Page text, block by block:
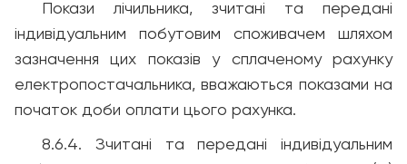
Покази лічильника, зчитані та передані
індивідуальним побутовим споживачем шляхом
зазначення цих показів у сплаченому рахунку
електропостачальника, вважаються показами на
початок доби оплати цього рахунка.
8.6.4. Зчитані та передані індивідуальним